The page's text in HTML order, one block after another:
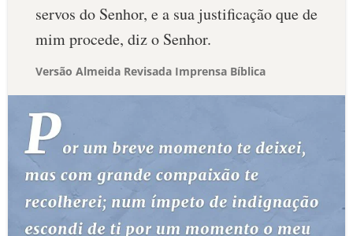
servos do Senhor, e a sua justificação que de
mim procede, diz o Senhor.
Versão Almeida Revisada Imprensa Bíblica